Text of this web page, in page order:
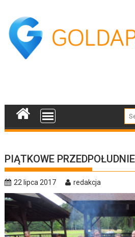
content
PIĄTKOWE
22 lipca 2017 redakcja